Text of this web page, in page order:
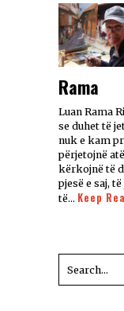
Rama
Luan Rama
se duhet të
nuk e kam
përjetojnë
kërkojnë të
pjesë e saj,
të… Keep